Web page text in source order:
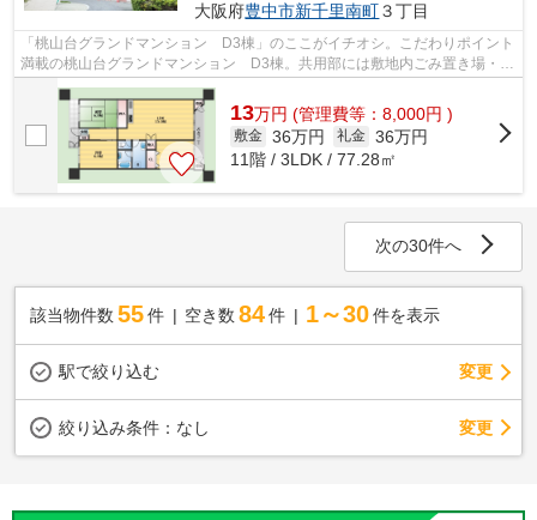
大阪府豊中市新千里南町３丁目
「桃山台グランドマンション D3棟」のここがイチオシ。こだわりポイント
満載の桃山台グランドマンション D3棟。共用部には敷地内ごみ置き場・エ
レベータ2基などが備わっておりとても...
13万円 (管理費等：8,000円 )
敷金 36万円 礼金 36万円
11階 / 3LDK / 77.28㎡
次の30件へ
該当物件数 55件 空き数 84 件 1～30 件を表示
駅で絞り込む 変更
絞り込み条件： なし 変更